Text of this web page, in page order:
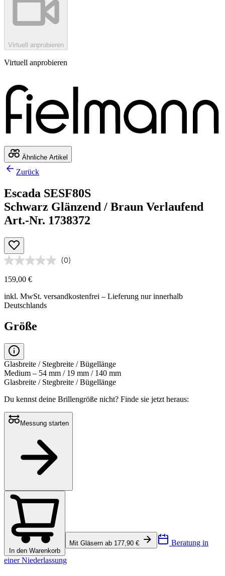
Virtuell anprobieren
Virtuell anprobieren
Ähnliche Artikel
Zurück
Escada SESF80S
Schwarz Glänzend / Braun Verlaufend
Art.-Nr. 1738372
(0)
159,00 €
inkl. MwSt. versandkostenfrei – Lieferung nur innerhalb
Deutschlands
Größe
Glasbreite / Stegbreite / Bügellänge
Medium – 54 mm / 19 mm / 140 mm
Glasbreite / Stegbreite / Bügellänge
Du kennst deine Brillengröße nicht? Finde sie jetzt heraus:
Messung starten
In den Warenkorb
Mit Gläsern ab 177,90 € Beratung in
einer Niederlassung